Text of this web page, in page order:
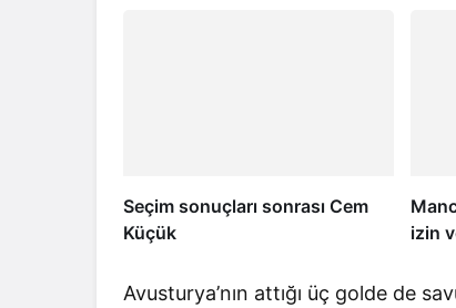
Seçim sonuçları sonrası Cem
Küçük
izin
Avusturya’nın attığı üç golde de